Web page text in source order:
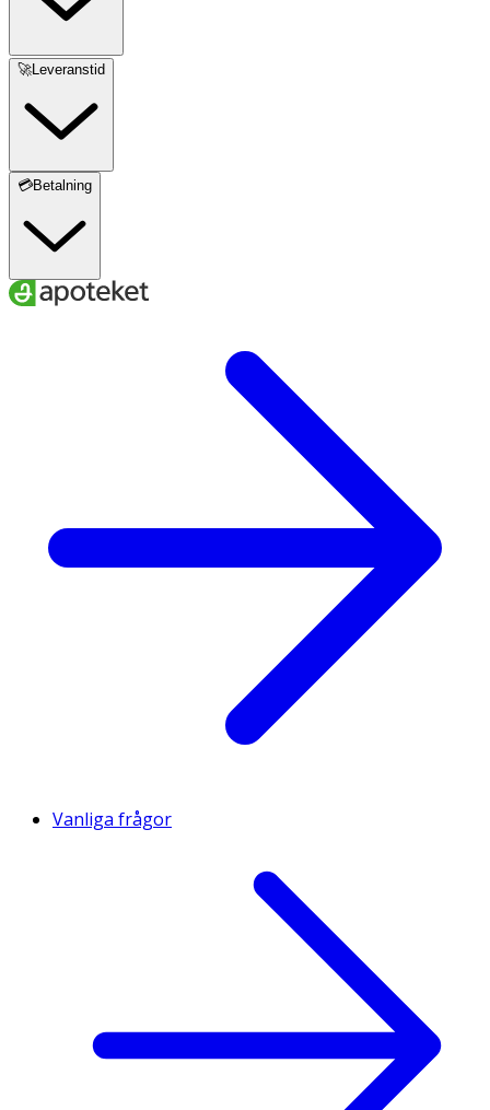
🚀Leveranstid
💳Betalning
Vanliga frågor